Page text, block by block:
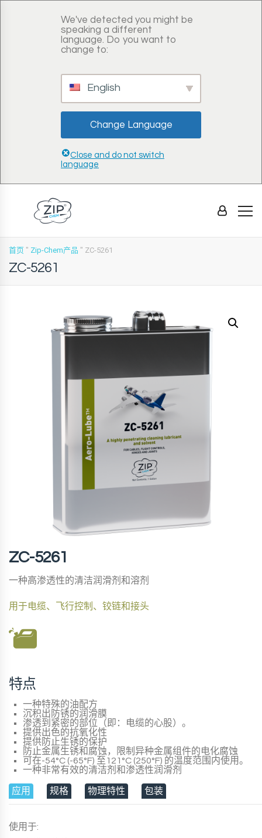
We've detected you might be
speaking a different
language. Do you want to
change to:
English
Change Language
Close and do not switch
language
首页 " Zip-Chem产品 " ZC-5261
ZC-5261
ZC-5261
一种高渗透性的清洁润滑剂和溶剂
用于电缆、飞行控制、铰链和接头
特点
一种特殊的油配方
沉积出防锈的润滑膜
渗透到紧密的部位（即：电缆的心股）。
提供出色的抗氧化性
提供防止生锈的保护
防止金属生锈和腐蚀，限制异种金属组件的电化腐蚀
可在-54°C (-65°F) 至121°C (250°F) 的温度范围内使用。
一种非常有效的清洁剂和渗透性润滑剂
应用 规格 物理特性 包装
使用于: